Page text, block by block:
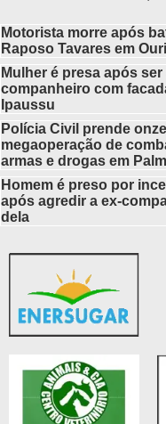
Motorista morre após
Raposo Tavares em
Mulher é presa após
companheiro com
Ipaussu
Polícia Civil prende
megaoperação de
armas e drogas em
Homem é preso por
após agredir a ex-
dela